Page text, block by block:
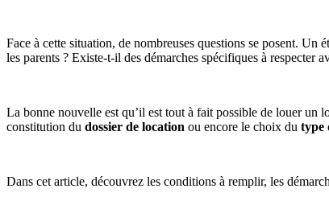
Face à cette situation, de nombreuses questions se posent. Un
les parents ? Existe-t-il des démarches spécifiques à respecter
La bonne nouvelle est qu’il est tout à fait possible de louer un
constitution du dossier de location ou encore le choix du type
Dans cet article, découvrez les conditions à remplir, les